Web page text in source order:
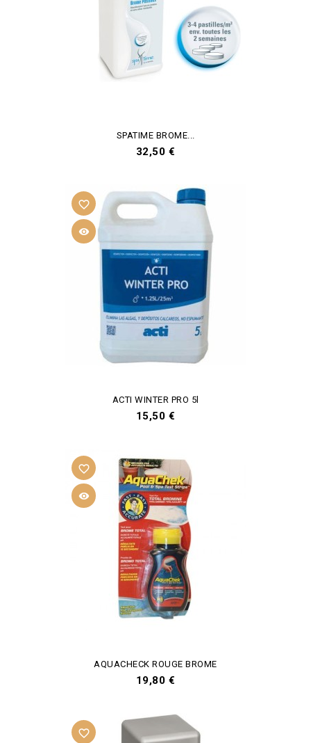
SPATIME BROME...
Prix
32,50 €

favorite_border
ACTI WINTER PRO 5l
Prix
15,50 €

favorite_border
AQUACHECK ROUGE BROME
Prix
19,80 €
favorite_border